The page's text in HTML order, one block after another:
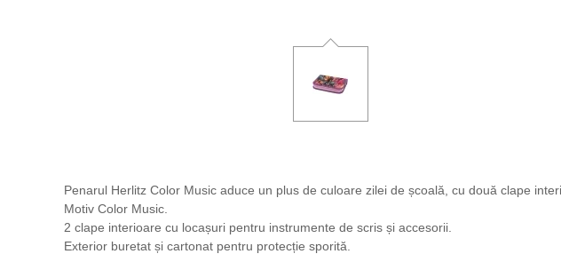
Penarul Herlitz Color Music aduce un plus de culoare zilei de școală, cu două clape
Motiv Color Music.
2 clape interioare cu locașuri pentru instrumente de scris și accesorii.
Exterior buretat și cartonat pentru protecție sporită.